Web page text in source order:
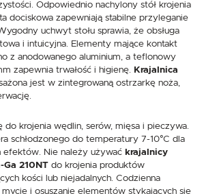
Odpowiednio nachylony stół krojenia
dociskowa zapewniają stabilne przyleganie
uchwyt stołu sprawia, że obsługa
i intuicyjna. Elementy mające kontakt
z anodowanego aluminium, a teflonowy
zapewnia trwałość i higienę. Krajalnica
jest w zintegrowaną ostrzarkę noża,
do krojenia wędlin, serów, mięsa i pieczywa.
schłodzonego do temperatury 7-10°C dla
efektów. Nie należy używać krajalnicy
Ga 210NT do krojenia produktów
kości lub niejadalnych. Codzienna
i osuszanie elementów stykających się